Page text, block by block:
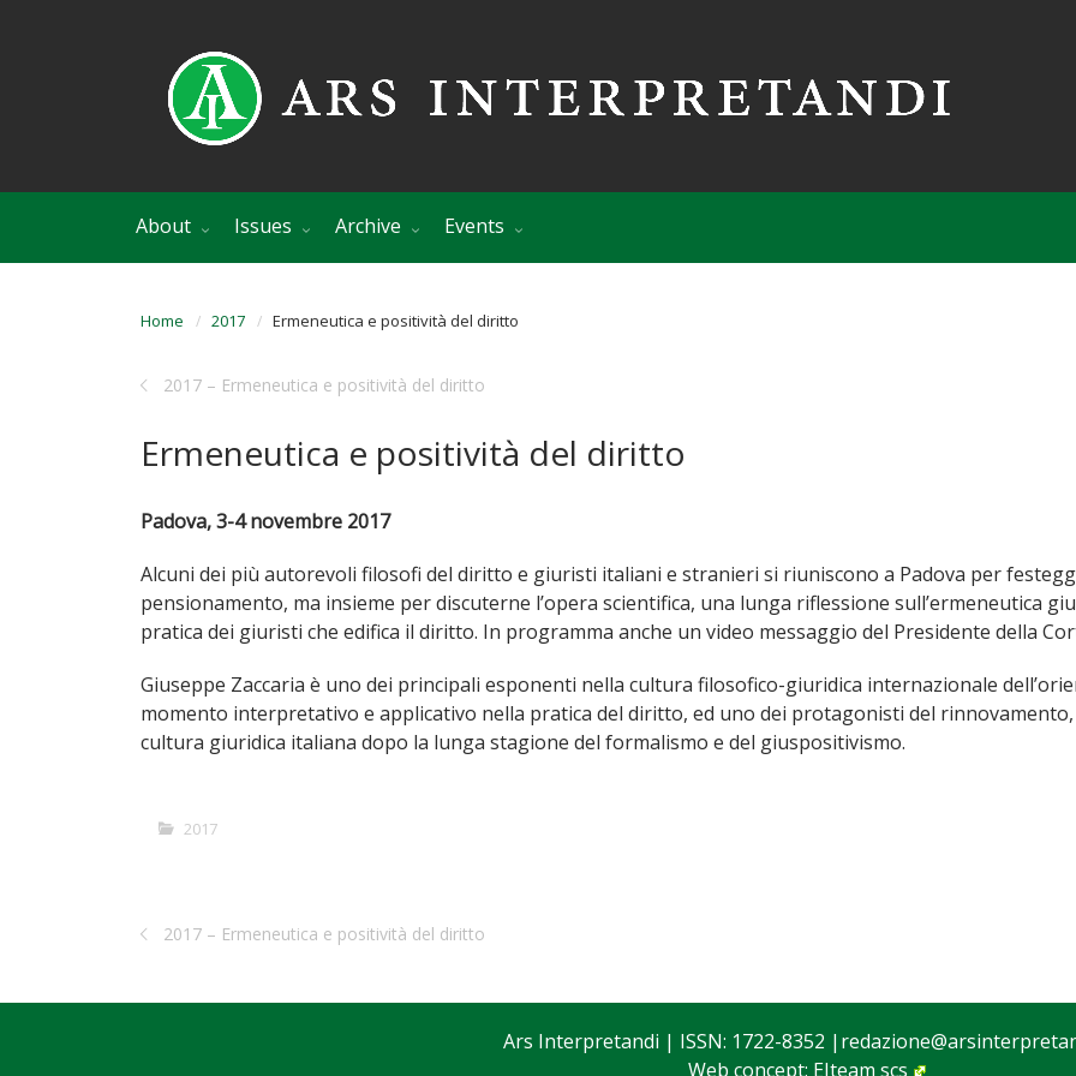
About Issues Archive Events
Home 2017 Ermeneutica e positività del diritto
2017 – Ermeneutica e positività del diritto
Ermeneutica e positività del diritto
Padova, 3-4 novembre 2017
Alcuni dei più autorevoli filosofi del diritto e giuristi italiani e stranieri si riuniscono a Padova per
pensionamento, ma insieme per discuterne l’opera scientifica, una lunga riflessione sull’ermeneutica
pratica dei giuristi che edifica il diritto. In programma anche un video messaggio del Presidente della
Giuseppe Zaccaria è uno dei principali esponenti nella cultura filosofico-giuridica internazionale
momento interpretativo e applicativo nella pratica del diritto, ed uno dei protagonisti del
cultura giuridica italiana dopo la lunga stagione del formalismo e del giuspositivismo.
2017
2017 – Ermeneutica e positività del diritto
Ars Interpretandi | ISSN: 1722-8352 |
Web concept: EIteam scs